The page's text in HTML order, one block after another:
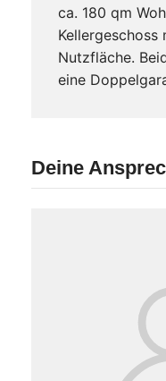
ca. 180 qm
Nutzfläche.
eine
Deine